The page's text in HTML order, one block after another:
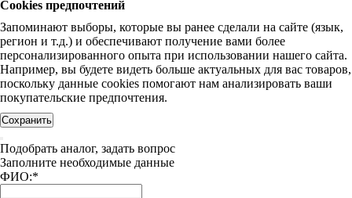
Cookies предпочтений
Запоминают выборы, которые вы ранее сделали на сайте (язык,
регион и т.д.) и обеспечивают получение вами более
персонализированного опыта при использовании нашего сайта.
Например, вы будете видеть больше актуальных для вас товаров,
поскольку данные cookies помогают нам анализировать ваши
покупательские предпочтения.
Сохранить
Подобрать аналог, задать вопрос
Заполните необходимые данные
ФИО:*